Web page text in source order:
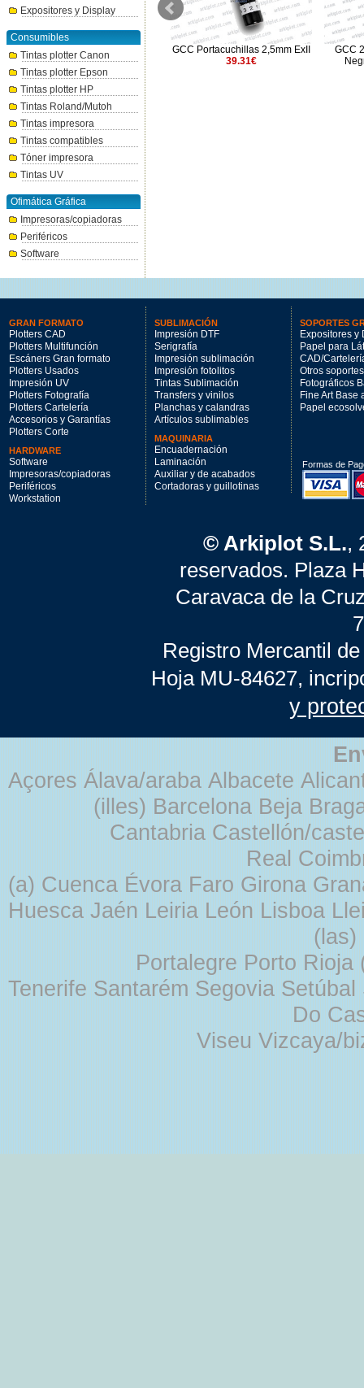
Expositores y Display
Consumibles
Tintas plotter Canon
Tintas plotter Epson
Tintas plotter HP
Tintas Roland/Mutoh
Tintas impresora
Tintas compatibles
Tóner impresora
Tintas UV
Ofimática Gráfica
Impresoras/copiadoras
Periféricos
Software
GCC Portacuchillas metálico
2,5mm RXII/J5/ExII
75€
GCC Portacuchillas 2,5mm ExII
39.31€
GCC
GRAN FORMATO
Plotters CAD
Plotters Multifunción
Escáners Gran formato
Plotters Usados
Impresión UV
Plotters Fotografía
Plotters Cartelería
Accesorios y Garantías
Plotters Corte
HARDWARE
Software
Impresoras/copiadoras
Periféricos
Workstation
SUBLIMACIÓN
Impresión DTF
Serigrafía
Impresión sublimación
Impresión fotolitos
Tintas Sublimación
Transfers y vinilos
Planchas y calandras
Artículos sublimables
MAQUINARIA
Encuadernación
Laminación
Auxiliar y de acabados
Cortadoras y guillotinas
SOPORTES
Expositores y
Papel para
CAD/
Otros soportes
Fotográficos
Fine Art Base
Papel
Formas de
© Arkiplot S.L.,
reservados. Plaza
Caravaca de la
Registro Mercantil
Hoja MU-84627,
y
Açores Álava/araba Albacete
(illes) Barcelona Beja
Cantabria Castellón/
Real
(a) Cuenca Évora Faro Girona
Huesca Jaén Leiria León Lisboa
Portalegre Porto
Tenerife Santarém Segovia
Do
Viseu Vizcaya/